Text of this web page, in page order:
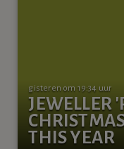
JEWELLER
THIS YEAR
gisteren om 19:34 uur